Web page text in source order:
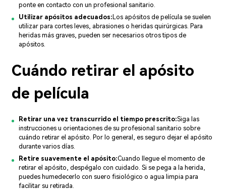
ponte en contacto con un profesional sanitario.
Utilizar apósitos adecuados:Los apósitos de película se suelen
utilizar para cortes leves, abrasiones o heridas quirúrgicas. Para
heridas más graves, pueden ser necesarios otros tipos de
apósitos.
Cuándo retirar el apósito
de película
Retirar una vez transcurrido el tiempo prescrito:Siga las
instrucciones u orientaciones de su profesional sanitario sobre
cuándo retirar el apósito. Por lo general, es seguro dejar el apósito
durante varios días.
Retire suavemente el apósito:Cuando llegue el momento de
retirar el apósito, despégalo con cuidado. Si se pega a la herida,
puedes humedecerlo con suero fisiológico o agua limpia para
facilitar su retirada.